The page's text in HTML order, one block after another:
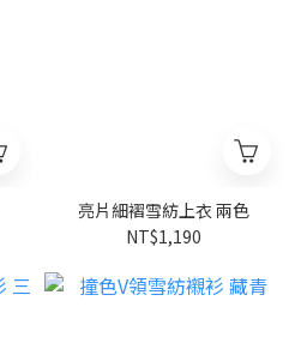
亮片細褶雪紡上衣 兩色
NT$1,190